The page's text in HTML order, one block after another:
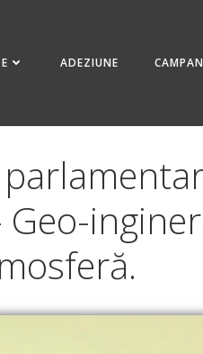
ADEZIUNE